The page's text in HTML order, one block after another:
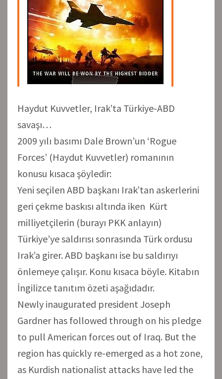
Haydut Kuvvetler, Irak’ta Türkiye-ABD
savaşı…
2009 yılı basımı Dale Brown’un ‘Rogue
Forces’ (Haydut Kuvvetler) romanının
konusu kısaca şöyledir:
Yeni seçilen ABD başkanı Irak’tan askerlerini
geri çekme baskısı altında iken Kürt
milliyetçilerin (burayı PKK anlayın)
Türkiye’ye saldırısı sonrasında Türk ordusu
Irak’a girer. ABD başkanı ise bu saldırıyı
önlemeye çalışır. Konu kısaca böyle. Kitabın
İngilizce tanıtım özeti aşağıdadır.
Newly inaugurated president Joseph
Gardner has followed through on his pledge
to pull American forces out of Iraq. But the
region has quickly re-emerged as a hot zone,
as Kurdish nationalist attacks have led the